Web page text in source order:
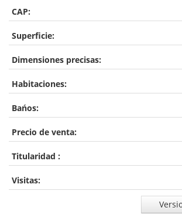
CAP:
Superficie:
Dimensiones precisas:
Habitaciones:
Bańos:
Precio de venta:
Titularidad :
Visitas: